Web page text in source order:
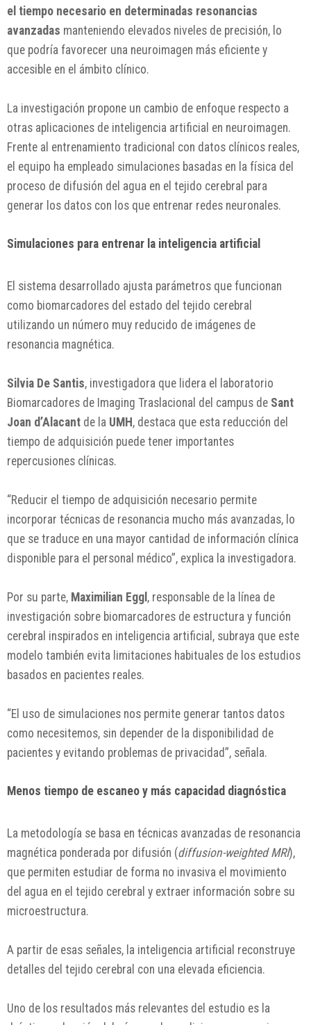
el tiempo necesario en determinadas resonancias
avanzadas manteniendo elevados niveles de precisión, lo
que podría favorecer una neuroimagen más eficiente y
accesible en el ámbito clínico.
La investigación propone un cambio de enfoque respecto a
otras aplicaciones de inteligencia artificial en neuroimagen.
Frente al entrenamiento tradicional con datos clínicos reales,
el equipo ha empleado simulaciones basadas en la física del
proceso de difusión del agua en el tejido cerebral para
generar los datos con los que entrenar redes neuronales.
Simulaciones para entrenar la inteligencia artificial
El sistema desarrollado ajusta parámetros que funcionan
como biomarcadores del estado del tejido cerebral
utilizando un número muy reducido de imágenes de
resonancia magnética.
Silvia De Santis, investigadora que lidera el laboratorio
Biomarcadores de Imaging Traslacional del campus de Sant
Joan d’Alacant de la UMH , destaca que esta reducción del
tiempo de adquisición puede tener importantes
repercusiones clínicas.
“Reducir el tiempo de adquisición necesario permite
incorporar técnicas de resonancia mucho más avanzadas, lo
que se traduce en una mayor cantidad de información clínica
disponible para el personal médico”, explica la investigadora.
Por su parte, Maximilian Eggl , responsable de la línea de
investigación sobre biomarcadores de estructura y función
cerebral inspirados en inteligencia artificial, subraya que este
modelo también evita limitaciones habituales de los estudios
basados en pacientes reales.
“El uso de simulaciones nos permite generar tantos datos
como necesitemos, sin depender de la disponibilidad de
pacientes y evitando problemas de privacidad”, señala.
Menos tiempo de escaneo y más capacidad diagnóstica
La metodología se basa en técnicas avanzadas de resonancia
magnética ponderada por difusión (diffusion-weighted MRI),
que permiten estudiar de forma no invasiva el movimiento
del agua en el tejido cerebral y extraer información sobre su
microestructura.
A partir de esas señales, la inteligencia artificial reconstruye
detalles del tejido cerebral con una elevada eficiencia.
Uno de los resultados más relevantes del estudio es la